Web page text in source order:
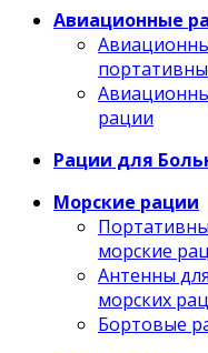
Авиационные
рации
Рации для
Морские рации
морские
Антенны для
морских
Бортовые